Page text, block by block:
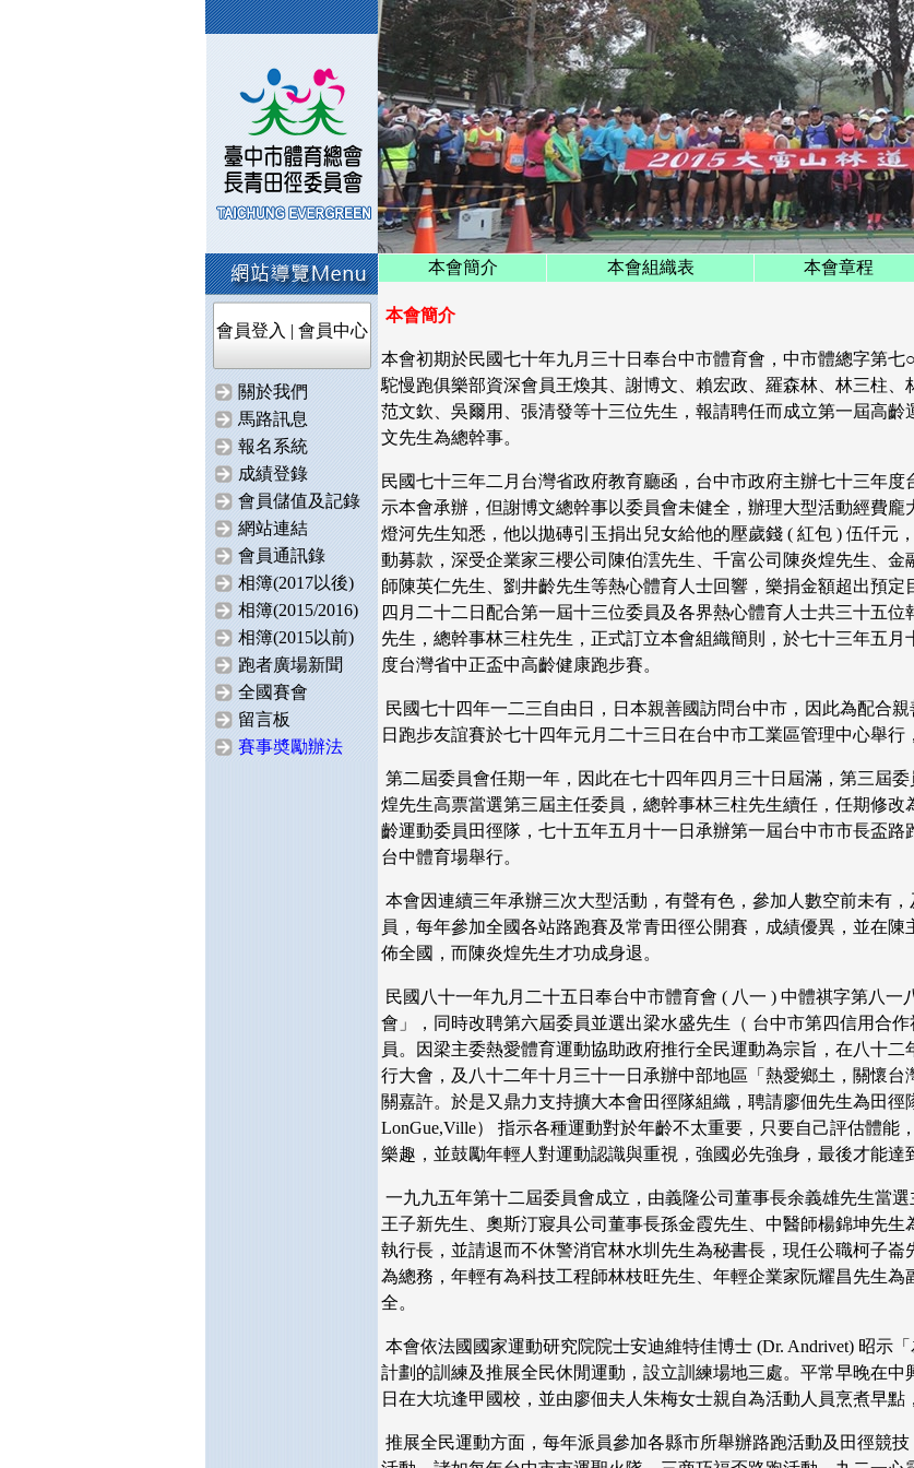
會員登入 | 會員中心
關於我們
馬路訊息
報名系統
成績登錄
會員儲值及記錄
網站連結
會員通訊錄
相簿(2017以後)
相簿(2015/2016)
相簿(2015以前)
跑者廣場新聞
全國賽會
留言板
賽事奬勵辦法
本會簡介 本會組織表 本會章程
本會簡介
本會初期於民國七十年九月三十日奉台中市體育會，中市體總字第
駝慢跑俱樂部資深會員王煥其、謝博文、賴宏政、羅森林、林三柱、
范文欽、吳爾用、張清發等十三位先生，報請聘任而成立第一屆高
文先生為總幹事。
民國七十三年二月台灣省政府教育廳函，台中市政府主辦七十三年
示本會承辦，但謝博文總幹事以委員會未健全，辦理大型活動經費
燈河先生知悉，他以拋磚引玉捐出兒女給他的壓歲錢 ( 紅包 ) 伍仟元
動募款，深受企業家三櫻公司陳伯澐先生、千富公司陳炎煌先生、
師陳英仁先生、劉井齡先生等熱心體育人士回響，樂捐金額超出預
四月二十二日配合第一屆十三位委員及各界熱心體育人士共三十五
先生，總幹事林三柱先生，正式訂立本會組織簡則，於七十三年五
度台灣省中正盃中高齡健康跑步賽。
民國七十四年一二三自由日，日本親善國訪問台中市，因此為配合
日跑步友誼賽於七十四年元月二十三日在台中市工業區管理中心舉行
第二屆委員會任期一年，因此在七十四年四月三十日屆滿，第三屆
煌先生高票當選第三屆主任委員，總幹事林三柱先生續任，任期修
齡運動委員田徑隊，七十五年五月十一日承辦第一屆台中市市長盃
台中體育場舉行。
本會因連續三年承辦三次大型活動，有聲有色，參加人數空前未有
員，每年參加全國各站路跑賽及常青田徑公開賽，成績優異，並在
佈全國，而陳炎煌先生才功成身退。
民國八十一年九月二十五日奉台中市體育會 ( 八一 ) 中體祺字第八一
會」，同時改聘第六屆委員並選出梁水盛先生（ 台中市第四信用合
員。因梁主委熱愛體育運動協助政府推行全民運動為宗旨，在八十
行大會，及八十二年十月三十一日承辦中部地區「熱愛鄉土，關懷
關嘉許。於是又鼎力支持擴大本會田徑隊組織，聘請廖佃先生為田徑
LonGue,Ville） 指示各種運動對於年齡不太重要，只要自己評估體能
樂趣，並鼓勵年輕人對運動認識與重視，強國必先強身，最後才能達
一九九五年第十二屆委員會成立，由義隆公司董事長余義雄先生當
王子新先生、奧斯汀寢具公司董事長孫金霞先生、中醫師楊錦坤先
執行長，並請退而不休警消官林水圳先生為秘書長，現任公職柯子
為總務，年輕有為科技工程師林枝旺先生、年輕企業家阮耀昌先生
全。
本會依法國國家運動研究院院士安迪維特佳博士 (Dr. Andrivet) 昭示
計劃的訓練及推展全民休閒運動，設立訓練場地三處。平常早晚在
日在大坑逢甲國校，並由廖佃夫人朱梅女士親自為活動人員烹煮早點
推展全民運動方面，每年派員參加各縣市所舉辦路跑活動及田徑競